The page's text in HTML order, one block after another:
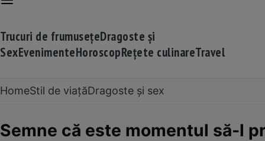
Trucuri de frumusețeDragoste și
SexEvenimenteHoroscopRețete culinareTravel
HomeStil de viațăDragoste și sex
Semne că este momentul să-l